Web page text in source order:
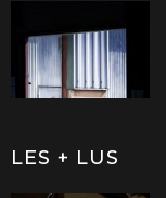
LES + LUS